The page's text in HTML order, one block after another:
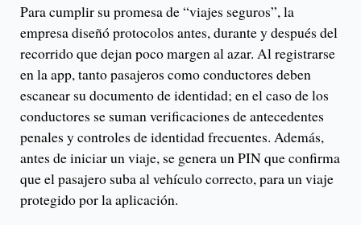
Para cumplir su promesa de “viajes seguros”, la
empresa diseñó protocolos antes, durante y después del
recorrido que dejan poco margen al azar. Al registrarse
en la app, tanto pasajeros como conductores deben
escanear su documento de identidad; en el caso de los
conductores se suman verificaciones de antecedentes
penales y controles de identidad frecuentes. Además,
antes de iniciar un viaje, se genera un PIN que confirma
que el pasajero suba al vehículo correcto, para un viaje
protegido por la aplicación.